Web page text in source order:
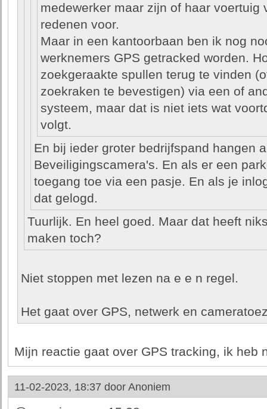
medewerker maar zijn of haar voertuig
redenen voor.
Maar in een kantoorbaan ben ik nog
werknemers GPS getracked worden.
zoekgeraakte spullen terug te vinden
zoekraken te bevestigen) via een of
systeem, maar dat is niet iets wat
volgt.
En bij ieder groter bedrijfspand hangen
Beveiligingscamera's. En als er een
toegang toe via een pasje. En als je
dat gelogd.
Tuurlijk. En heel goed. Maar dat heeft
maken toch?
Niet stoppen met lezen na e e n regel.
Het gaat over GPS, netwerk en
Mijn reactie gaat over GPS tracking, ik heb
11-02-2023, 18:37 door Anoniem